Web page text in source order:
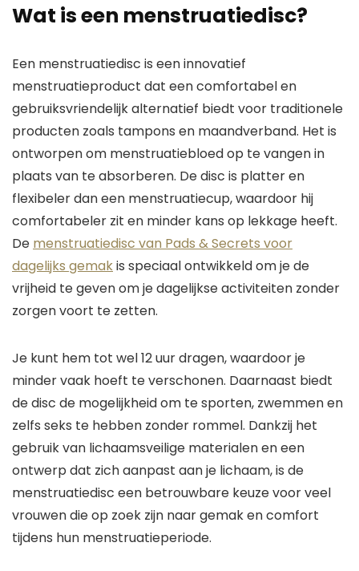
Wat is een menstruatiedisc?
Een menstruatiedisc is een innovatief
menstruatieproduct dat een comfortabel en
gebruiksvriendelijk alternatief biedt voor traditionele
producten zoals tampons en maandverband. Het is
ontworpen om menstruatiebloed op te vangen in
plaats van te absorberen. De disc is platter en
flexibeler dan een menstruatiecup, waardoor hij
comfortabeler zit en minder kans op lekkage heeft.
De menstruatiedisc van Pads & Secrets voor
dagelijks gemakis speciaal ontwikkeld om je de
vrijheid te geven om je dagelijkse activiteiten zonder
zorgen voort te zetten.
Je kunt hem tot wel 12 uur dragen, waardoor je
minder vaak hoeft te verschonen. Daarnaast biedt
de disc de mogelijkheid om te sporten, zwemmen en
zelfs seks te hebben zonder rommel. Dankzij het
gebruik van lichaamsveilige materialen en een
ontwerp dat zich aanpast aan je lichaam, is de
menstruatiedisc een betrouwbare keuze voor veel
vrouwen die op zoek zijn naar gemak en comfort
tijdens hun menstruatieperiode.